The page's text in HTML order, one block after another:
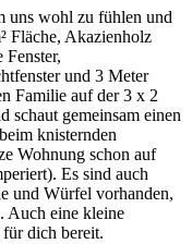
uns wohl zu fühlen und
Fläche, Akazienholz
und 3 Meter
Familie auf der 3 x 2
schaut gemeinsam einen
knisternden
Wohnung schon auf
Es sind auch
und Würfel vorhanden,
Auch eine kleine
für dich bereit.